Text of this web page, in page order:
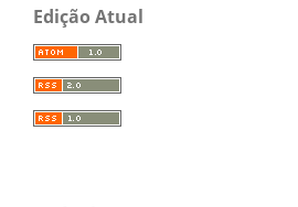
Edição Atual